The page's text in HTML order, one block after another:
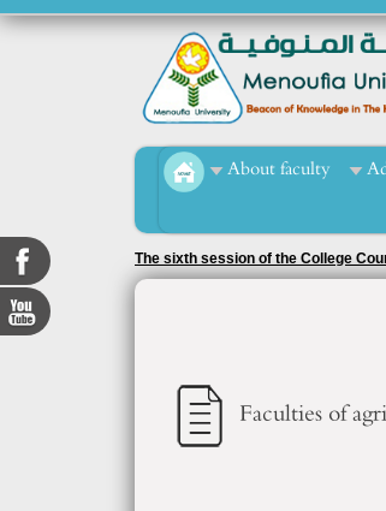
About faculty
The sixth session of the College
Faculties of